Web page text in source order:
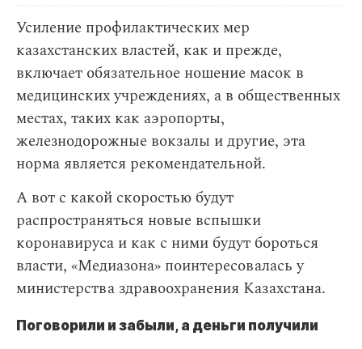
Усиление профилактических мер
казахстанских властей, как и прежде,
включает обязательное ношение масок в
медицинских учреждениях, а в общественных
местах, таких как аэропорты,
железнодорожные вокзалы и другие, эта
норма является рекомендательной.
А вот с какой скоростью будут
распространяться новые вспышки
коронавируса и как с ними будут бороться
власти, «Медиазона» поинтересовалась у
министерства здравоохранения Казахстана.
Поговорили и забыли, а деньги получили